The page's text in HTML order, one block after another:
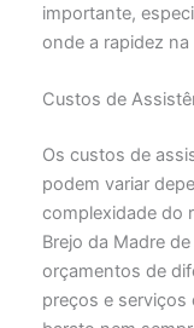
importante,
onde a rapidez
Custos de
Os custos de
podem variar
complexidade do
Brejo da Madre
orçamentos de
preços e serviços